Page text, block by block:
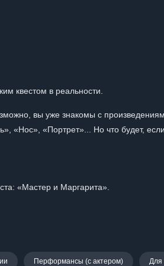
квестом в реальности.
вы уже знакомы с
«Нос», «Портрет»... Но что будет,
«Мастер и Маргарита».
Перформансы (с актером) Для